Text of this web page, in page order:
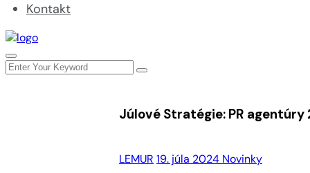
Kontakt
LEMUR 19. júla 2024 Novinky
Júlové Stratégie: PR agentúry